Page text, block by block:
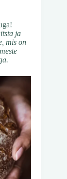
ja
mis on